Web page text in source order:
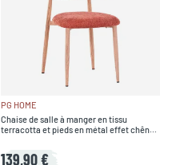
PG HOME
Chaise de salle à manger en tissu
terracotta et pieds en métal effet chêne
139,90 €